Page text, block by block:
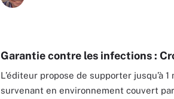
Garantie contre les infections :
L’éditeur propose de supporter jusqu’à
survenant en environnement couvert